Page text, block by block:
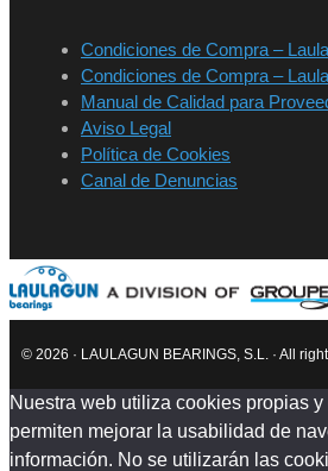
Condiciones de Compra –
Condiciones de Compra –
Manual de Calidad para
Aviso Legal
Política de Cookies
Canal de Denuncias
© 2026 · LAULAGUN BEARINGS, S.L. · All
Nuestra web utiliza cookies propias
permiten mejorar la usabilidad de
información. No se utilizarán las